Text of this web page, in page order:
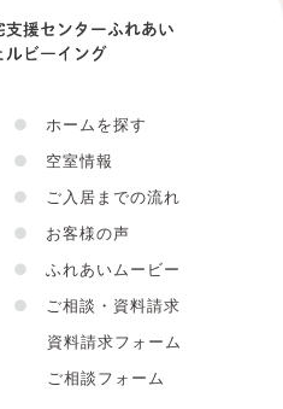
●
ホームを探す
●
空室情報
●
ご入居までの流れ
●
お客様の声
●
ふれあいムービー
●
ご相談・資料請求
資料請求フォーム
ご相談フォーム